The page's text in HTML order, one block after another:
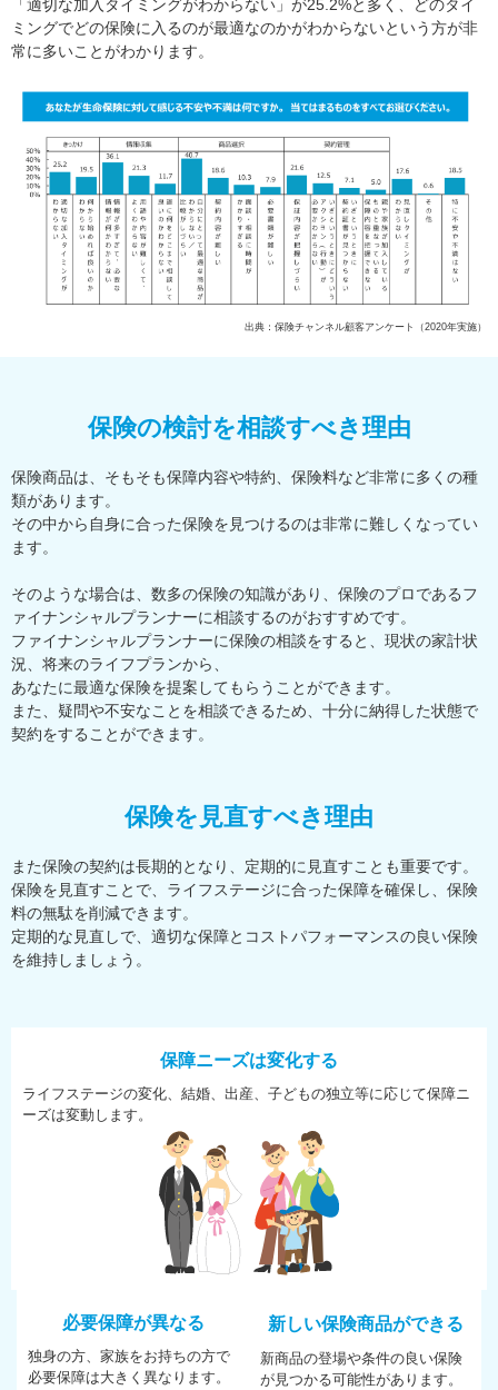
「適切な加入タイミングがわからない」が25.2%と多く、どのタイ
ミングでどの保険に入るのが最適なのかがわからないという方が非
常に多いことがわかります。
出典：保険チャンネル顧客アンケート（2020年実施）
保険の検討を相談すべき理由
保険商品は、そもそも保障内容や特約、保険料など非常に多くの種
類があります。
その中から自身に合った保険を見つけるのは非常に難しくなってい
ます。
そのような場合は、数多の保険の知識があり、保険のプロであるフ
ァイナンシャルプランナーに相談するのがおすすめです。
ファイナンシャルプランナーに保険の相談をすると、現状の家計状
況、将来のライフプランから、
あなたに最適な保険を提案してもらうことができます。
また、疑問や不安なことを相談できるため、十分に納得した状態で
契約をすることができます。
保険を見直すべき理由
また保険の契約は長期的となり、定期的に見直すことも重要です。
保険を見直すことで、ライフステージに合った保障を確保し、保険
料の無駄を削減できます。
定期的な見直しで、適切な保障とコストパフォーマンスの良い保険
を維持しましょう。
保障ニーズは変化する
ライフステージの変化、結婚、 出産、子どもの独立等に応じて保障ニ
ーズは変動します。
必要保障が異なる
独身の方、家族をお持ちの方で
必要保障は大きく異なります。
新しい保険商品ができる
新商品の登場や条件の良い保険
が見つかる可能性があります。